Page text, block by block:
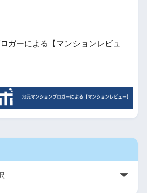
ガーによる【マンションレビュ